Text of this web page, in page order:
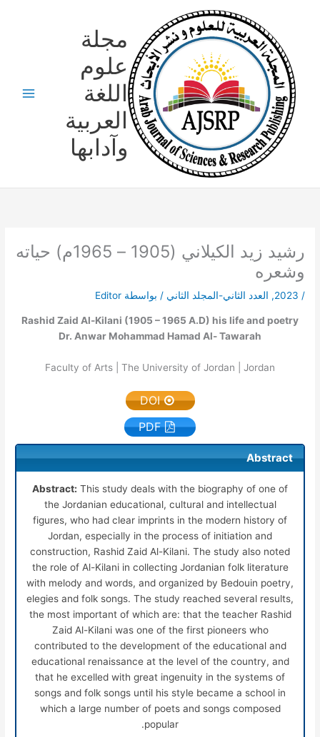
مجلة
علوم
اللغة
العربية
وآدابها
رشيد زيد الكيلاني (1905 – 1965م) حياته
وشعره
/
2023
, العدد الثاني-المجلد الثاني / بواسطة Editor
Rashid Zaid Al-Kilani (1905 – 1965 A.D) his life and poetry
Dr. Anwar Mohammad Hamad Al- Tawarah
Faculty of Arts | The University of Jordan | Jordan
DOI
PDF
Abstract
Abstract: This study deals with the biography of one of
the Jordanian educational, cultural and intellectual
figures, who had clear imprints in the modern history of
Jordan, especially in the process of initiation and
construction, Rashid Zaid Al-Kilani. The study also noted
the role of Al-Kilani in collecting Jordanian folk literature
with melody and words, and organized by Bedouin poetry,
elegies and folk songs. The study reached several results,
the most important of which are: that the teacher Rashid
Zaid Al-Kilani was one of the first pioneers who
contributed to the development of the educational and
educational renaissance at the level of the country, and
that he excelled with great ingenuity in the systems of
songs and folk songs until his style became a school in
which a large number of poets and songs composed
popular.